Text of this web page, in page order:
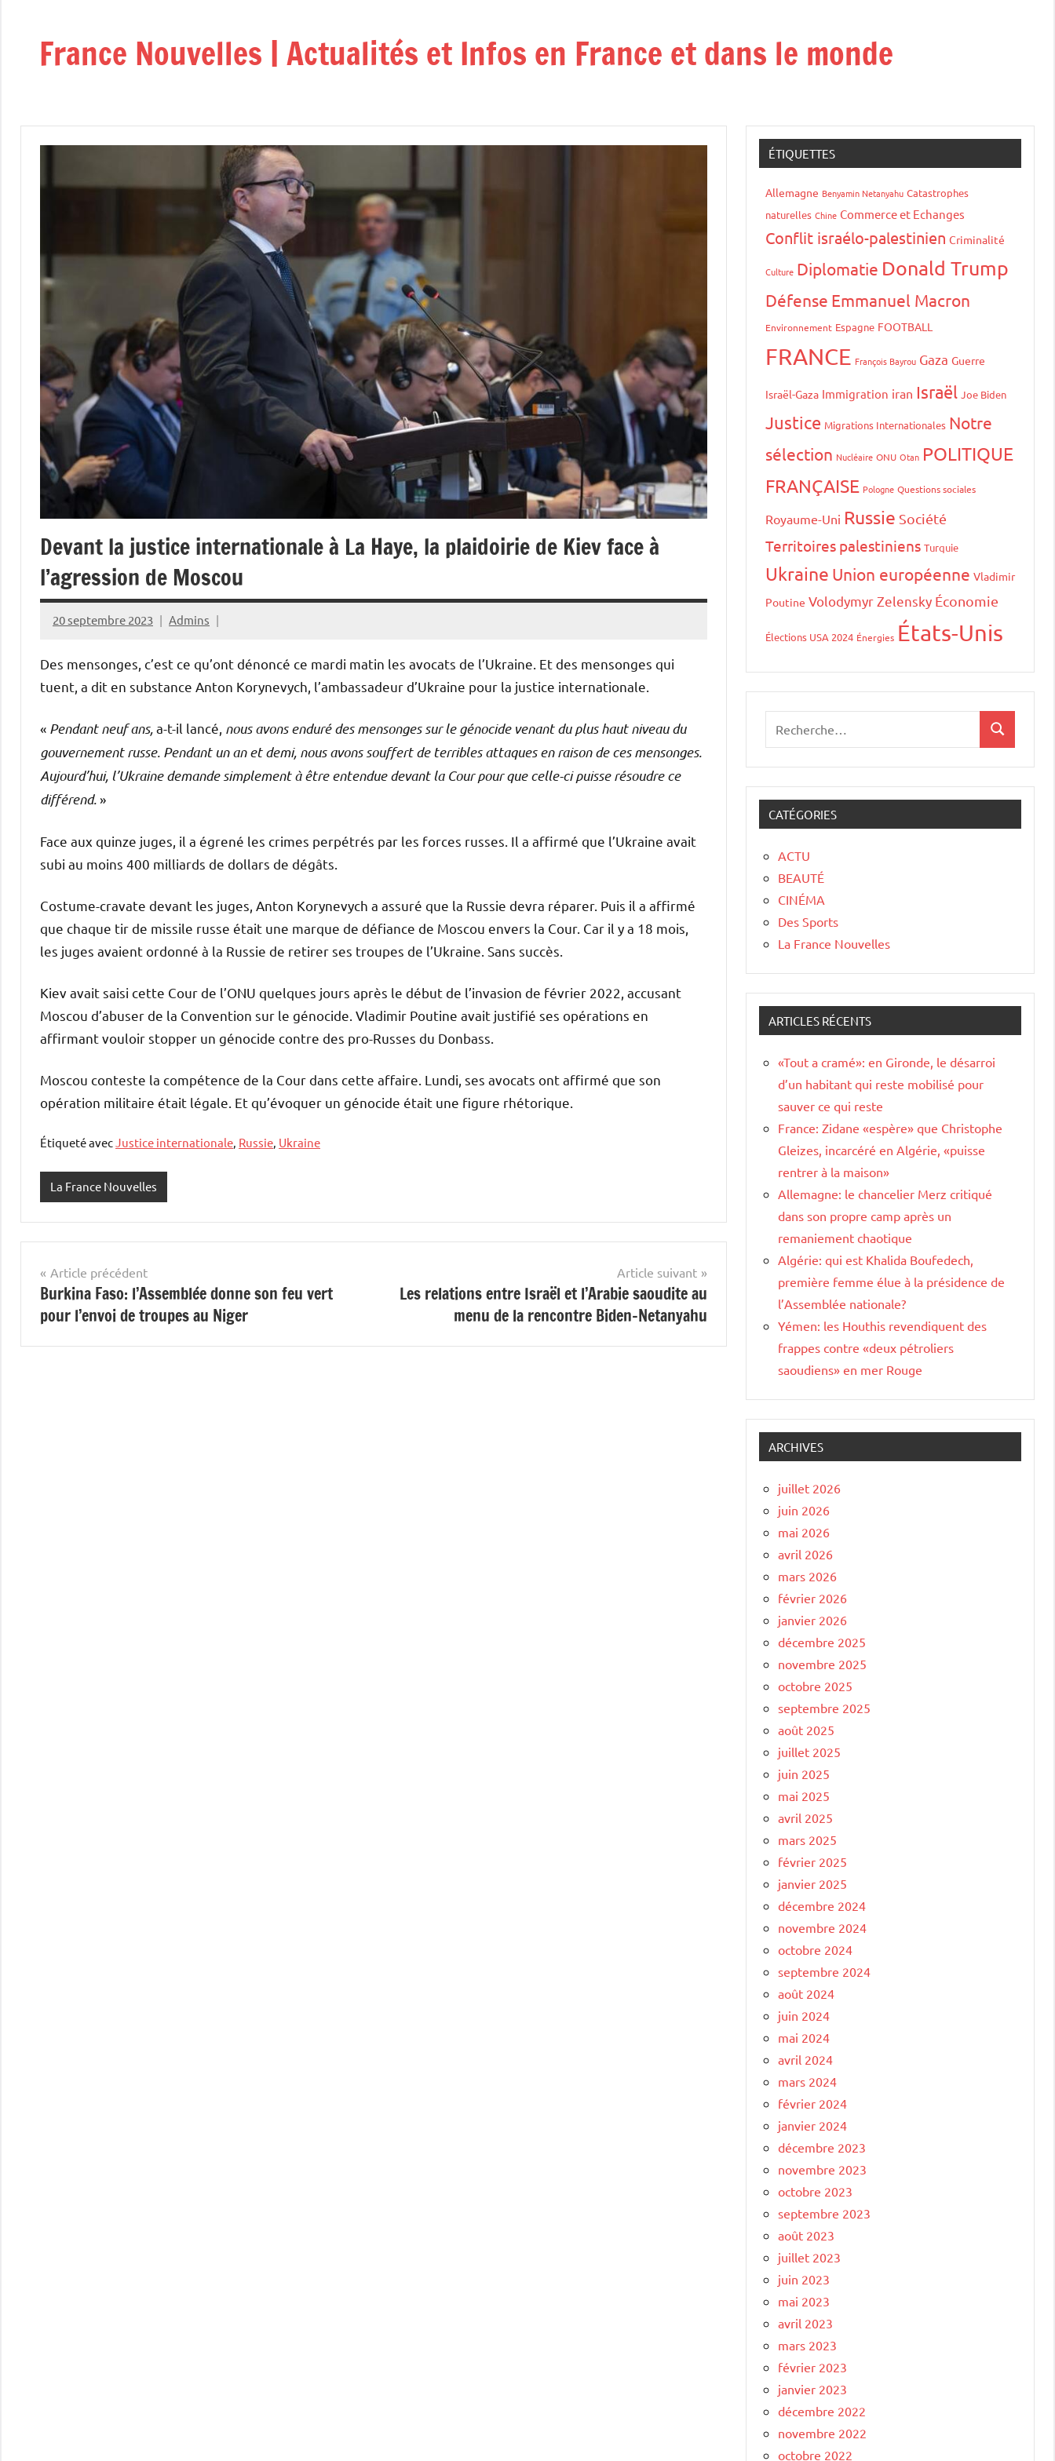
contenuFrance Nouvelles | Actualités et Infos en France et dans le monde
Devant la justice internationale à La Haye, la plaidoirie de Kiev face à
l’agression de Moscou
20 septembre 2023 Admins
Des mensonges, c’est ce qu’ont dénoncé ce mardi matin les avocats de l’Ukraine. Et des mensonges qui
tuent, a dit en substance Anton Korynevych, l’ambassadeur d’Ukraine pour la justice internationale.
« Pendant neuf ans,a-t-il lancé, nous avons enduré des mensonges sur le génocide venant du plus haut niveau du
gouvernement russe. Pendant un an et demi, nous avons souffert de terribles attaques en raison de ces mensonges.
Aujourd’hui, l’Ukraine demande simplement à être entendue devant la Cour pour que celle-ci puisse résoudre ce
différend. »
Face aux quinze juges, il a égrené les crimes perpétrés par les forces russes. Il a affirmé que l’Ukraine avait
subi au moins 400 milliards de dollars de dégâts.
Costume-cravate devant les juges, Anton Korynevych a assuré que la Russie devra réparer. Puis il a affirmé
que chaque tir de missile russe était une marque de défiance de Moscou envers la Cour. Car il y a 18 mois,
les juges avaient ordonné à la Russie de retirer ses troupes de l’Ukraine. Sans succès.
Kiev avait saisi cette Cour de l’ONU quelques jours après le début de l’invasion de février 2022, accusant
Moscou d’abuser de la Convention sur le génocide. Vladimir Poutine avait justifié ses opérations en
affirmant vouloir stopper un génocide contre des pro-Russes du Donbass.
Moscou conteste la compétence de la Cour dans cette affaire. Lundi, ses avocats ont affirmé que son
opération militaire était légale. Et qu’évoquer un génocide était une figure rhétorique.
Étiqueté avecJustice internationale, Russie, Ukraine
La France Nouvelles
Navigation
de
l’article
Article précédent
Burkina Faso: l’Assemblée donne son feu vert
pour l’envoi de troupes au Niger
Article suivant
Les relations entre Israël et l’Arabie saoudite au
menu de la rencontre Biden-Netanyahu
ÉTIQUETTES
Allemagne Benyamin Netanyahu Catastrophes
naturelles Chine Commerce et Echanges
Conflit israélo-palestinien Criminalité
Culture Diplomatie Donald Trump
Défense Emmanuel Macron
Environnement Espagne FOOTBALL
FRANCE François Bayrou Gaza Guerre
Israël-Gaza Immigration iran Israël Joe Biden
Justice Migrations Internationales Notre
sélection Nucléaire ONU Otan POLITIQUE
FRANÇAISE Pologne Questions sociales
Royaume-Uni Russie Société
Territoires palestiniens Turquie
Ukraine Union européenne Vladimir
Poutine Volodymyr Zelensky Économie
Élections USA 2024 Énergies États-Unis
CATÉGORIES
ACTU
BEAUTÉ
CINÉMA
Des Sports
La France Nouvelles
ARTICLES RÉCENTS
«Tout a cramé»: en Gironde, le désarroi
d’un habitant qui reste mobilisé pour
sauver ce qui reste
France: Zidane «espère» que Christophe
Gleizes, incarcéré en Algérie, «puisse
rentrer à la maison»
Allemagne: le chancelier Merz critiqué
dans son propre camp après un
remaniement chaotique
Algérie: qui est Khalida Boufedech,
première femme élue à la présidence de
l’Assemblée nationale?
Yémen: les Houthis revendiquent des
frappes contre «deux pétroliers
saoudiens» en mer Rouge
ARCHIVES
juillet 2026
juin 2026
mai 2026
avril 2026
mars 2026
février 2026
janvier 2026
décembre 2025
novembre 2025
octobre 2025
septembre 2025
août 2025
juillet 2025
juin 2025
mai 2025
avril 2025
mars 2025
février 2025
janvier 2025
décembre 2024
novembre 2024
octobre 2024
septembre 2024
août 2024
juin 2024
mai 2024
avril 2024
mars 2024
février 2024
janvier 2024
décembre 2023
novembre 2023
octobre 2023
septembre 2023
août 2023
juillet 2023
juin 2023
mai 2023
avril 2023
mars 2023
février 2023
janvier 2023
décembre 2022
novembre 2022
octobre 2022